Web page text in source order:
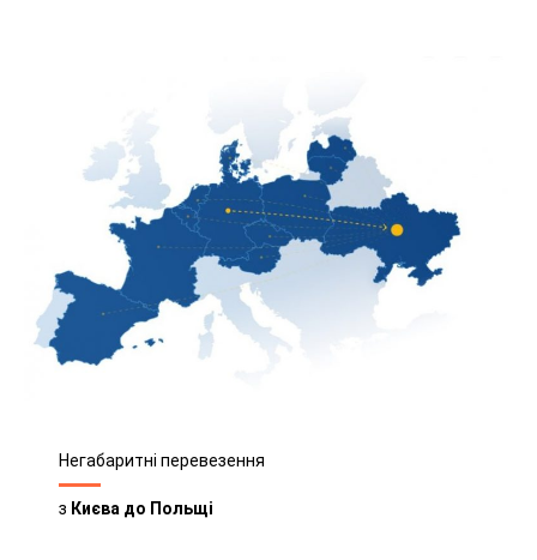
Негабаритні перевезення
з Києва до Польщі